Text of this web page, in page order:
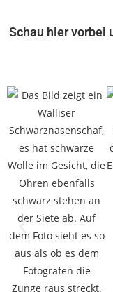
Schau hiervorbei